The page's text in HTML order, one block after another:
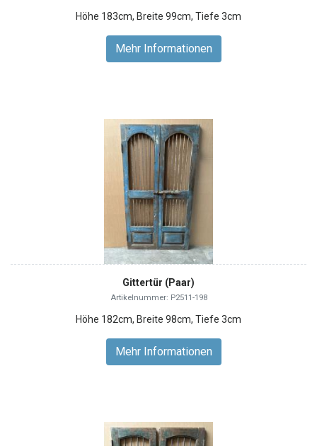
Höhe 183cm, Breite 99cm, Tiefe 3cm
Mehr Informationen
Gittertür (Paar)
Artikelnummer: P2511-198
Höhe 182cm, Breite 98cm, Tiefe 3cm
Mehr Informationen